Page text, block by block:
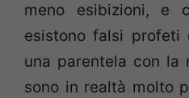
meno esibizioni, e
esistono falsi profeti
una parentela con la
sono in realtà molto